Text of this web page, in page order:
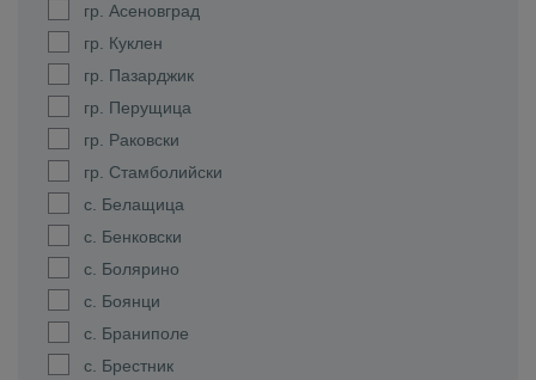
гр. Асеновград
гр. Куклен
гр. Пазарджик
гр. Перущица
гр. Раковски
гр. Стамболийски
с. Белащица
с. Бенковски
с. Болярино
с. Боянци
с. Браниполе
с. Брестник